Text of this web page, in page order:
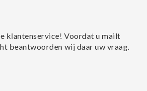
klantenservice! Voordat u mailt
beantwoorden wij daar uw vraag.